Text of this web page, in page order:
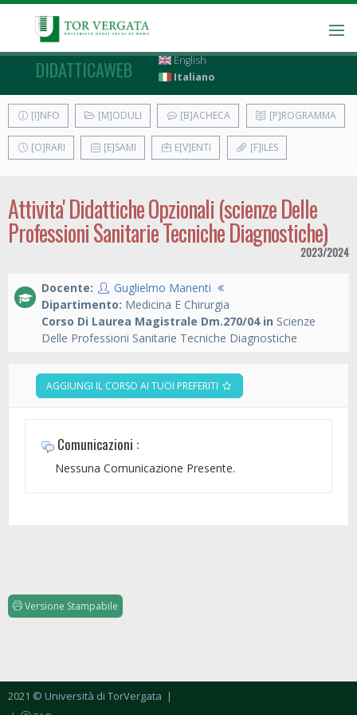
DIDATTICAWEB
English
Italiano
[I]NFO [M]ODULI [B]ACHECA [P]ROGRAMMA
[O]RARI [E]SAMI E[V]ENTI [F]ILES
Attivita' Didattiche Opzionali (scienze Delle
Professioni Sanitarie Tecniche Diagnostiche)
2023/2024
Docente:
Guglielmo Manenti
Dipartimento: Medicina E Chirurgia
Corso Di Laurea Magistrale Dm.270/04 in Scienze
Delle Professioni Sanitarie Tecniche Diagnostiche
AGGIUNGI IL CORSO AI TUOI PREFERITI
Comunicazioni :
Nessuna Comunicazione Presente.
Versione Stampabile
2021 © Università di TorVergata |